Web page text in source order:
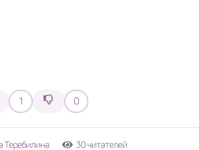
1 0
Теребилина 30 читателей